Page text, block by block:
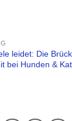
leidet: Die
bei Hunden &